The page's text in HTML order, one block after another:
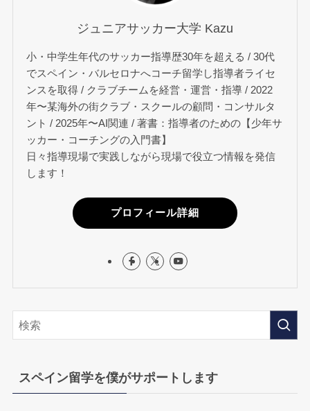
ジュニアサッカー大学 Kazu
小・中学生年代のサッカー指導歴30年を超える / 30代
でスペイン・バルセロナへコーチ留学し指導者ライセ
ンスを取得 / クラブチームを経営・運営・指導 / 2022
年〜某海外の街クラブ・スクールの顧問・コンサルタ
ント / 2025年〜AI関連 / 著書：指導者のための【少年サ
ッカー・コーチングの入門書】
日々指導現場で実践しながら現場で役立つ情報を発信
します！
プロフィール詳細
スペイン留学を僕がサポートします